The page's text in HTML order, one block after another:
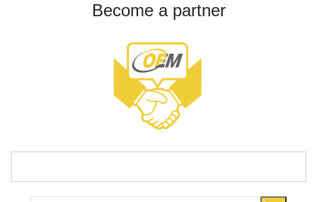
Become a partner